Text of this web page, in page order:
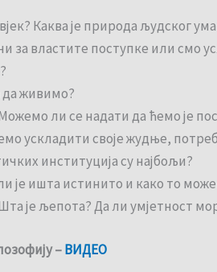
Каква је природа људског
за властите поступке или
да живимо?
ли се надати да ћемо је
ускладити своје жудње,
институција су најбољи?
је ишта истинито и како то
је љепота? Да ли умјетност
–ВИДЕО